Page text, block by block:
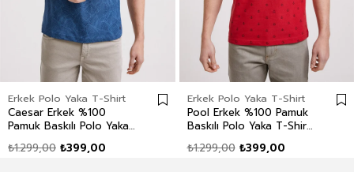
Erkek Polo Yaka T-Shirt
Caesar Erkek %100
Pamuk Baskılı Polo Yaka
₺399,00
₺1.299,00
Erkek Polo Yaka T-Shirt
Pool Erkek %100 Pamuk
Baskılı Polo Yaka T-Shirt
₺399,00
₺1.299,00